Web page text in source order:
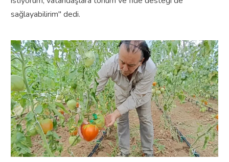
sağlayabilirim" dedi.